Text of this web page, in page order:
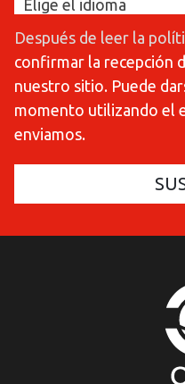
Después de leer la
confirmar la recepción
nuestro sitio. Puede
momento utilizando el
enviamos.